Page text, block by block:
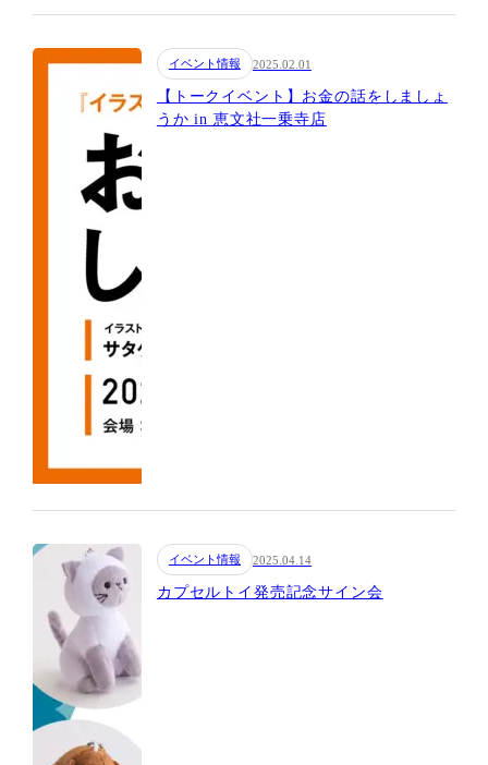
【トークイベント】お金の話をしましょ
うか in 恵文社一乗寺店
イベント情報 2025.02.01
カプセルトイ発売記念サイン会
イベント情報 2025.04.14